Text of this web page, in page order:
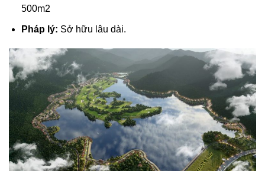
500m2
Pháp lý: Sở hữu lâu dài.